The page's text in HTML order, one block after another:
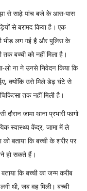
झा से साढ़े पांच बजे के आस-पास
से बरामद किया है। एक
भीड़ लग गई है और पुलिस के
बच्ची को नहीं मिला है।
लो ना ने उनसे निवेदन किया कि
क्योंकि उसे मिले डेढ़ घंटे से
तक नहीं मिली है।
जामा थाना प्रभारी फागो
स्वास्थ्य केंद्र, जामा में ले
को बताया कि बच्ची के शरीर पर
हो सकते हैं।
कि बच्ची का जन्म करीब
थी, जब वह मिली। बच्ची